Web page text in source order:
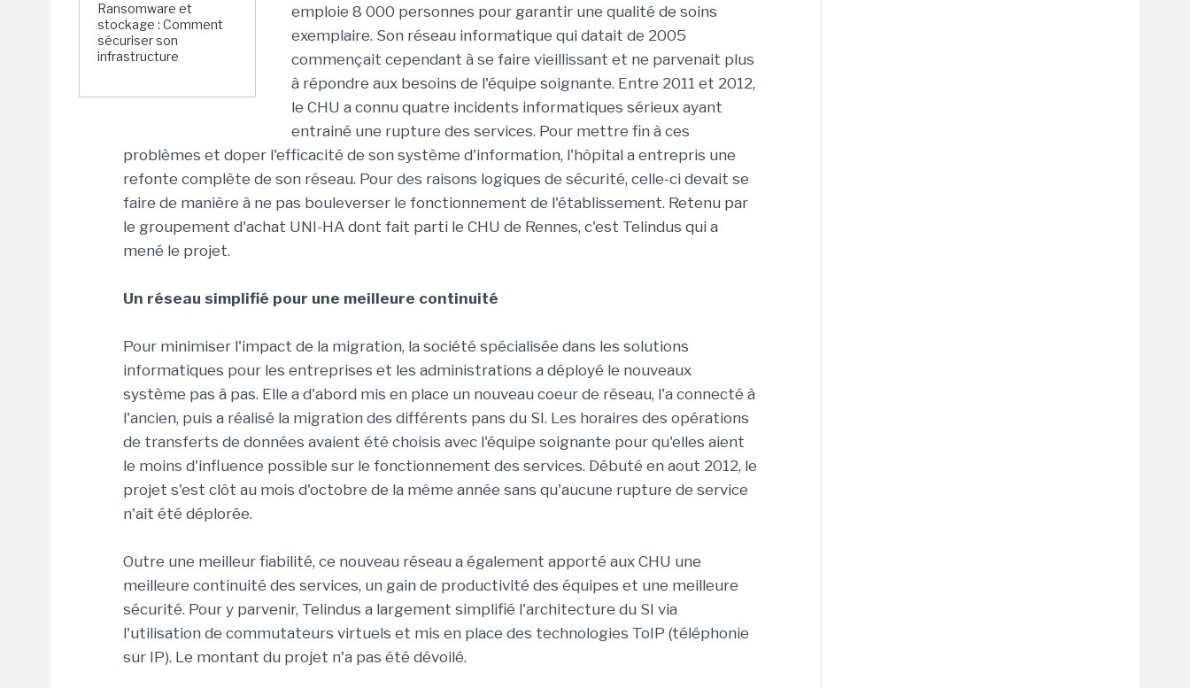
Ransomware et
stockage : Comment
sécuriser son
infrastructure
emploie 8 000 personnes pour garantir une qualité de soins
exemplaire. Son réseau informatique qui datait de 2005
commençait cependant à se faire vieillissant et ne parvenait plus
à répondre aux besoins de l'équipe soignante. Entre 2011 et 2012,
le CHU a connu quatre incidents informatiques sérieux ayant
entrainé une rupture des services. Pour mettre fin à ces
problèmes et doper l'efficacité de son système d'information, l'hôpital a entrepris une
refonte complète de son réseau. Pour des raisons logiques de sécurité, celle-ci devait se
faire de manière à ne pas bouleverser le fonctionnement de l'établissement. Retenu par
le groupement d'achat UNI-HA dont fait parti le CHU de Rennes, c'est Telindus qui a
mené le projet.
Un réseau simplifié pour une meilleure continuité
Pour minimiser l'impact de la migration, la société spécialisée dans les solutions
informatiques pour les entreprises et les administrations a déployé le nouveaux
système pas à pas. Elle a d'abord mis en place un nouveau coeur de réseau, l'a connecté à
l'ancien, puis a réalisé la migration des différents pans du SI. Les horaires des opérations
de transferts de données avaient été choisis avec l'équipe soignante pour qu'elles aient
le moins d'influence possible sur le fonctionnement des services. Débuté en aout 2012, le
projet s'est clôt au mois d'octobre de la même année sans qu'aucune rupture de service
n'ait été déplorée.
Outre une meilleur fiabilité, ce nouveau réseau a également apporté aux CHU une
meilleure continuité des services, un gain de productivité des équipes et une meilleure
sécurité. Pour y parvenir, Telindus a largement simplifié l'architecture du SI via
l'utilisation de commutateurs virtuels et mis en place des technologies ToIP (téléphonie
sur IP). Le montant du projet n'a pas été dévoilé.